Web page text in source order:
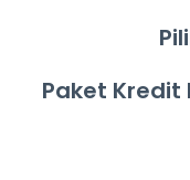
Paket Kredit